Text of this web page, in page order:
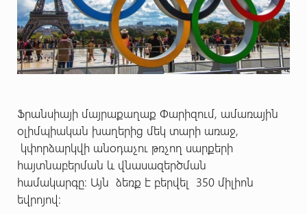
Ֆրանսիայի մայրաքաղաք Փարիզում, ամառային
օլիմպիական խաղերից մեկ տարի առաջ,
կփորձարկվի անօդաչու թռչող սարքերի
հայտնաբերման և վնասազերծման
համակարգը։ Այն ձեռք է բերվել 350 միլիոն
եվրոյով: